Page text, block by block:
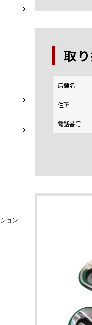
取
店舗名
住所
電話番号
ョン